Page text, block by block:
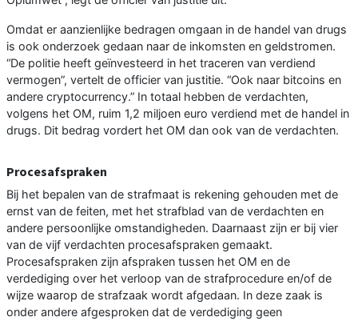
Omdat er aanzienlijke bedragen omgaan in de handel van drugs
is ook onderzoek gedaan naar de inkomsten en geldstromen.
“De politie heeft geïnvesteerd in het traceren van verdiend
vermogen”, vertelt de officier van justitie. “Ook naar bitcoins en
andere cryptocurrency.” In totaal hebben de verdachten,
volgens het OM, ruim 1,2 miljoen euro verdiend met de handel in
drugs. Dit bedrag vordert het OM dan ook van de verdachten.
Procesafspraken
Bij het bepalen van de strafmaat is rekening gehouden met de
ernst van de feiten, met het strafblad van de verdachten en
andere persoonlijke omstandigheden. Daarnaast zijn er bij vier
van de vijf verdachten procesafspraken gemaakt.
Procesafspraken zijn afspraken tussen het OM en de
verdediging over het verloop van de strafprocedure en/of de
wijze waarop de strafzaak wordt afgedaan. In deze zaak is
onder andere afgesproken dat de verdediging geen